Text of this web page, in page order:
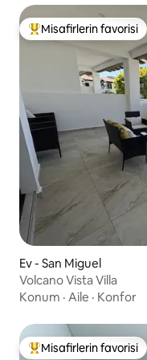
Misafirlerin
Misafirlerin favorisi
Ev - San Miguel
Volcano Vista Villa
Konum · Aile · Konfor
Misafirlerin
Misafirlerin favorisi